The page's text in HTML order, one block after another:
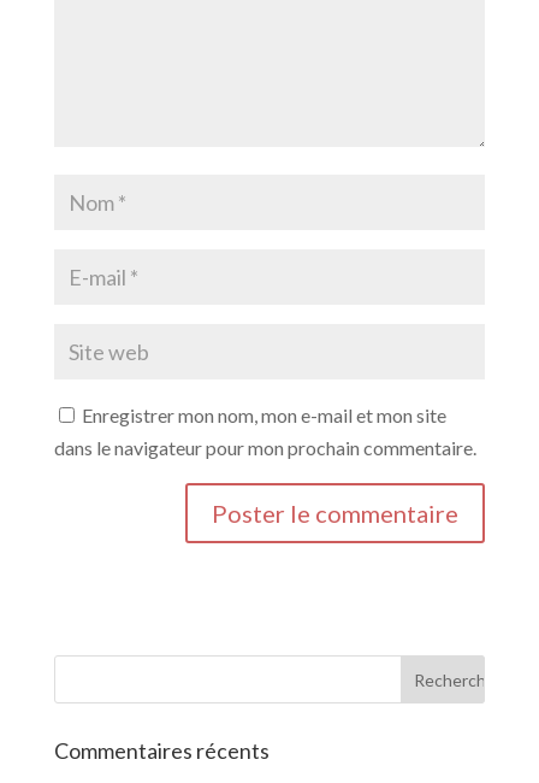
Enregistrer mon nom, mon e-mail et mon site
dans le navigateur pour mon prochain commentaire.
Commentaires récents